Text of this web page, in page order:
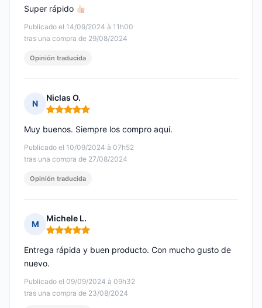
Publicado el 14/09/2024 à 11h00
tras una compra de 29/08/2024
Super rápido
Opinión traducida
N
Niclas O.
Nota: 5 de 5
Publicado el 10/09/2024 à 07h52
tras una compra de 27/08/2024
Muy buenos. Siempre los compro aquí.
Opinión traducida
M
Michele L.
Nota: 5 de 5
Publicado el 09/09/2024 à 09h32
tras una compra de 23/08/2024
Entrega rápida y buen producto. Con mucho gusto de
nuevo.